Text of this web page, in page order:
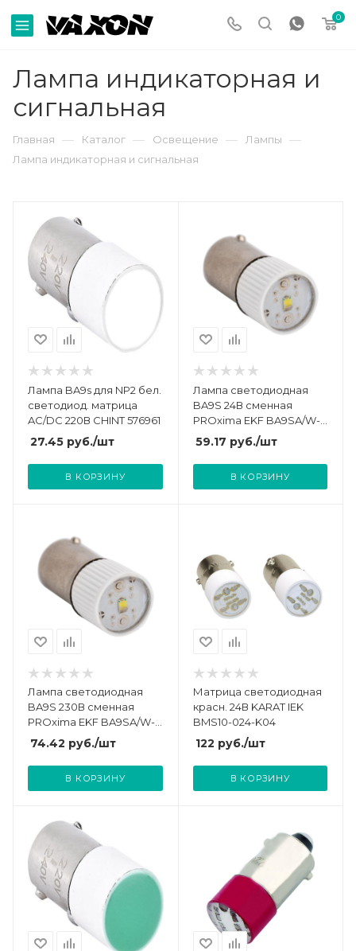
0
Лампа индикаторная и
сигнальная
Главная — Каталог — Освещение — Лампы —
Лампа индикаторная и сигнальная
Лампа BA9s для NP2 бел.
светодиод. матрица
AC/DC 220В CHINT 576961
27.45 руб./шт
В КОРЗИНУ
Лампа светодиодная
BA9S 24В сменная
PROxima EKF BA9SA/W-
24V
59.17 руб./шт
В КОРЗИНУ
Лампа светодиодная
BA9S 230В сменная
PROxima EKF BA9SA/W-
220V
74.42 руб./шт
В КОРЗИНУ
Матрица светодиодная
красн. 24В KARAT IEK
BMS10-024-K04
122 руб./шт
В КОРЗИНУ